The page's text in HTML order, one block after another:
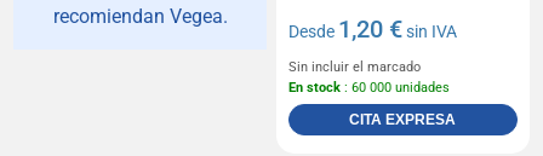
recomiendan Vegea.
Desde 1,20 €sin IVA
Sin incluir el marcado
En stock : 60 000 unidades
CITA EXPRESA